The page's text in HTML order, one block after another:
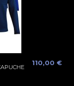
110,00 €